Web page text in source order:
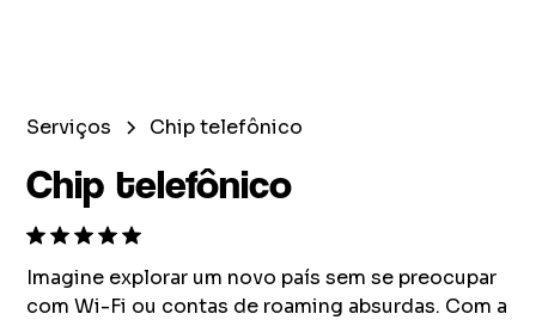
Serviços Chip telefônico
Chip telefônico
Imagine explorar um novo país sem se preocupar
com Wi-Fi ou contas de roaming absurdas. Com a